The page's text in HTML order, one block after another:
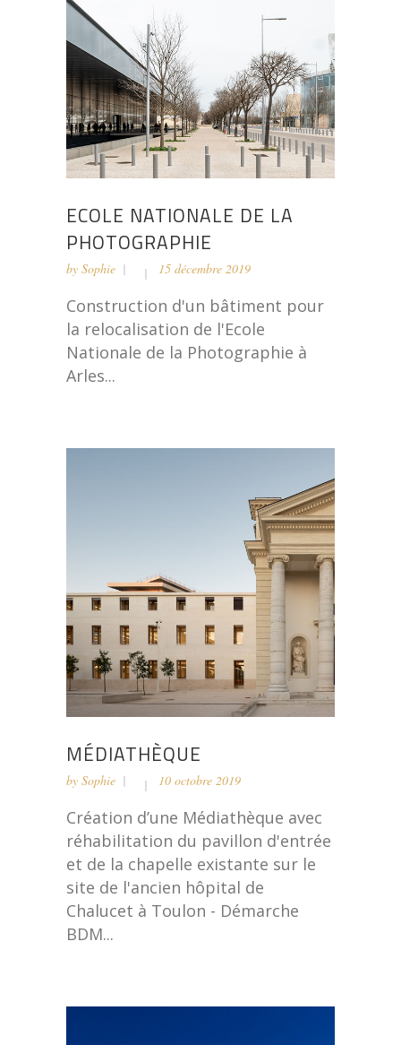
ECOLE NATIONALE DE LA
PHOTOGRAPHIE
by Sophie 15 décembre 2019
Construction d'un bâtiment pour
la relocalisation de l'Ecole
Nationale de la Photographie à
Arles...
MÉDIATHÈQUE
by Sophie 10 octobre 2019
Création d’une Médiathèque avec
réhabilitation du pavillon d'entrée
et de la chapelle existante sur le
site de l'ancien hôpital de
Chalucet à Toulon - Démarche
BDM...